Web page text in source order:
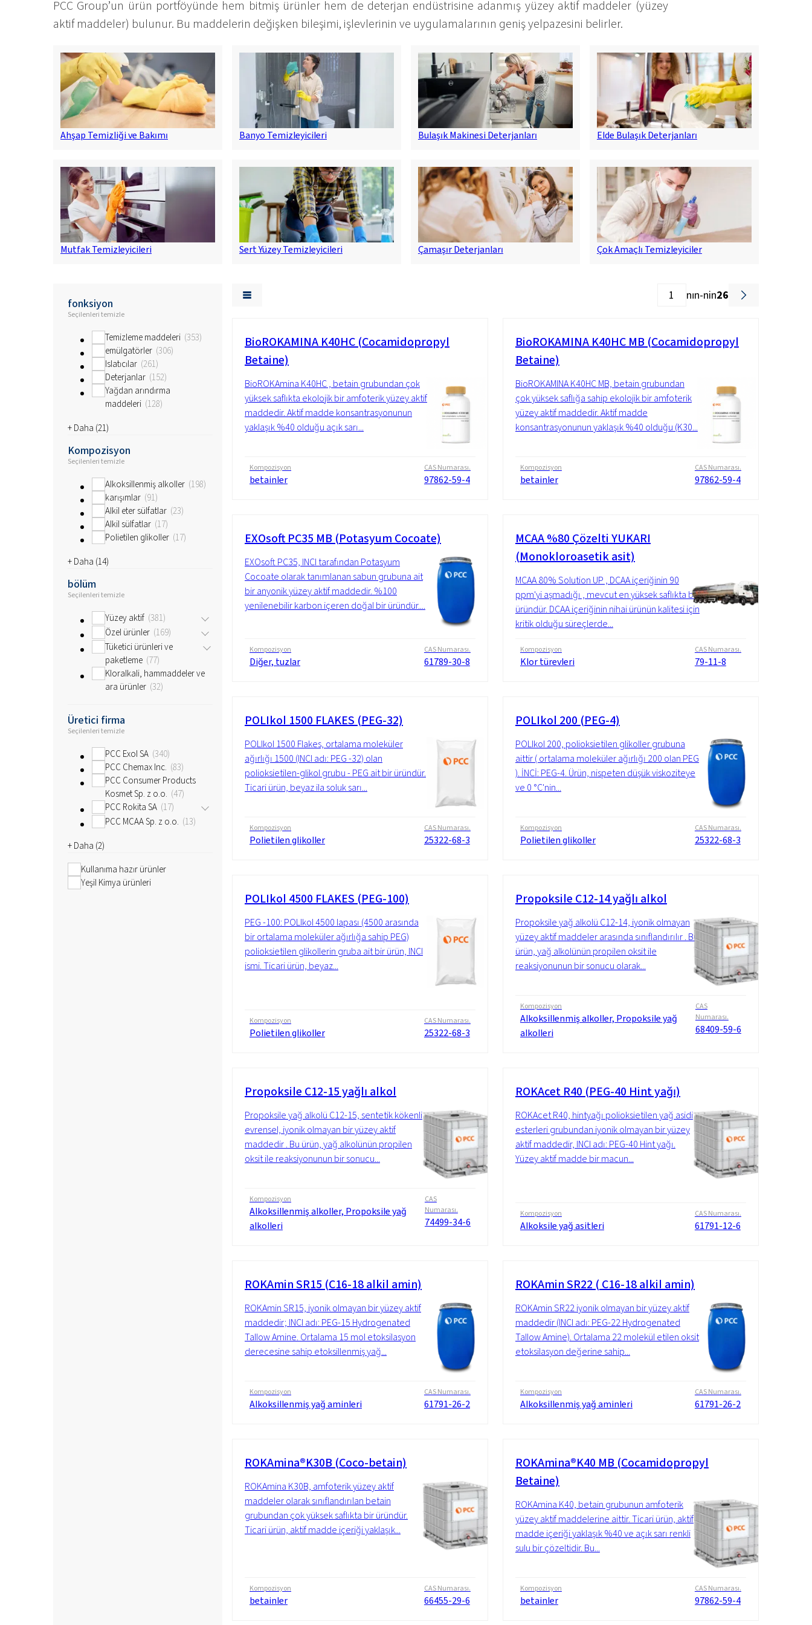
PCC Group’un ürün portföyünde hem bitmiş ürünler hem de deterjan endüstrisine adanmış yüzey aktif maddeler (yüzey
aktif maddeler) bulunur. Bu maddelerin değişken bileşimi, işlevlerinin ve uygulamalarının geniş yelpazesini belirler.
Ahşap Temizliği ve Bakımı Banyo Temizleyicileri Bulaşık Makinesi Deterjanları Elde Bulaşık Deterjanları
Mutfak Temizleyicileri Sert Yüzey Temizleyicileri Çamaşır Deterjanları Çok Amaçlı Temizleyiciler
fonksiyon
Seçilenleri temizle
Temizleme maddeleri 353
emülgatörler 306
Islatıcılar 261
Deterjanlar 152
Yağdan arındırma
maddeleri 128
+ Daha (21)
Kompozisyon
Seçilenleri temizle
Alkoksillenmiş alkoller 198
karışımlar 91
Alkil eter sülfatlar 23
Alkil sülfatlar 17
Polietilen glikoller 17
+ Daha (14)
bölüm
Seçilenleri temizle
Yüzey aktif 381
Özel ürünler 169
Tüketici ürünleri ve
paketleme 77
Kloralkali, hammaddeler ve
ara ürünler 32
Üretici firma
Seçilenleri temizle
PCC Exol SA 340
PCC Chemax Inc. 83
PCC Consumer Products
Kosmet Sp. z o.o. 47
PCC Rokita SA 17
PCC MCAA Sp. z o.o. 13
+ Daha (2)
Kullanıma hazır ürünler
Yeşil Kimya ürünleri
nın-nin26
BioROKAMINA K40HC (Cocamidopropyl
Betaine)
BioROKAmina K40HC , betain grubundan çok
yüksek saflıkta ekolojik bir amfoterik yüzey aktif
maddedir. Aktif madde konsantrasyonunun
yaklaşık %40 olduğu açık sarı...
Kompozisyon
betainler
CAS Numarası.
97862-59-4
BioROKAMINA K40HC MB (Cocamidopropyl
Betaine)
BioROKAMINA K40HC MB, betain grubundan
çok yüksek saflığa sahip ekolojik bir amfoterik
yüzey aktif maddedir. Aktif madde
konsantrasyonunun yaklaşık %40 olduğu (K30...
Kompozisyon
betainler
CAS Numarası.
97862-59-4
EXOsoft PC35 MB (Potasyum Cocoate)
EXOsoft PC35, INCI tarafından Potasyum
Cocoate olarak tanımlanan sabun grubuna ait
bir anyonik yüzey aktif maddedir. %100
yenilenebilir karbon içeren doğal bir üründür....
Kompozisyon
Diğer, tuzlar
CAS Numarası.
61789-30-8
MCAA %80 Çözelti YUKARI
(Monokloroasetik asit)
MCAA 80% Solution UP , DCAA içeriğinin 90
ppm'yi aşmadığı , mevcut en yüksek saflıkta bir
üründür. DCAA içeriğinin nihai ürünün kalitesi için
kritik olduğu süreçlerde...
Kompozisyon
Klor türevleri
CAS Numarası.
79-11-8
POLIkol 1500 FLAKES (PEG-32)
POLIkol 1500 Flakes, ortalama moleküler
ağırlığı 1500 (INCI adı: PEG -32) olan
polioksietilen-glikol grubu - PEG ait bir üründür.
Ticari ürün, beyaz ila soluk sarı...
Kompozisyon
Polietilen glikoller
CAS Numarası.
25322-68-3
POLIkol 200 (PEG-4)
POLIkol 200, polioksietilen glikoller grubuna
aittir ( ortalama moleküler ağırlığı 200 olan PEG
). İNCİ: PEG-4. Ürün, nispeten düşük viskoziteye
ve 0 °C'nin...
Kompozisyon
Polietilen glikoller
CAS Numarası.
25322-68-3
POLIkol 4500 FLAKES (PEG-100)
PEG -100: POLIkol 4500 lapası (4500 arasında
bir ortalama moleküler ağırlığa sahip PEG)
polioksietilen glikollerin gruba ait bir ürün, INCI
ismi. Ticari ürün, beyaz...
Kompozisyon
Polietilen glikoller
CAS Numarası.
25322-68-3
Propoksile C12-14 yağlı alkol
Propoksile yağ alkolü C12-14, iyonik olmayan
yüzey aktif maddeler arasında sınıflandırılır . Bu
ürün, yağ alkolünün propilen oksit ile
reaksiyonunun bir sonucu olarak...
Kompozisyon
Alkoksillenmiş alkoller, Propoksile yağ
alkolleri
CAS
Numarası.
68409-59-6
Propoksile C12-15 yağlı alkol
Propoksile yağ alkolü C12-15, sentetik kökenli
evrensel, iyonik olmayan bir yüzey aktif
maddedir . Bu ürün, yağ alkolünün propilen
oksit ile reaksiyonunun bir sonucu...
Kompozisyon
Alkoksillenmiş alkoller, Propoksile yağ
alkolleri
CAS
Numarası.
74499-34-6
ROKAcet R40 (PEG-40 Hint yağı)
ROKAcet R40, hintyağı polioksietilen yağ asidi
esterleri grubundan iyonik olmayan bir yüzey
aktif maddedir, INCI adı: PEG-40 Hint yağı.
Yüzey aktif madde bir macun...
Kompozisyon
Alkoksile yağ asitleri
CAS Numarası.
61791-12-6
ROKAmin SR15 (C16-18 alkil amin)
ROKAmin SR15, iyonik olmayan bir yüzey aktif
maddedir; INCI adı: PEG-15 Hydrogenated
Tallow Amine. Ortalama 15 mol etoksilasyon
derecesine sahip etoksillenmiş yağ...
Kompozisyon
Alkoksillenmiş yağ aminleri
CAS Numarası.
61791-26-2
ROKAmin SR22 ( C16-18 alkil amin)
ROKAmin SR22 iyonik olmayan bir yüzey aktif
maddedir (INCI adı: PEG-22 Hydrogenated
Tallow Amine). Ortalama 22 molekül etilen oksit
etoksilasyon değerine sahip...
Kompozisyon
Alkoksillenmiş yağ aminleri
CAS Numarası.
61791-26-2
ROKAmina®K30B (Coco-betain)
ROKAmina K30B, amfoterik yüzey aktif
maddeler olarak sınıflandırılan betain
grubundan çok yüksek saflıkta bir üründür.
Ticari ürün, aktif madde içeriği yaklaşık...
Kompozisyon
betainler
CAS Numarası.
66455-29-6
ROKAmina®K40 MB (Cocamidopropyl
Betaine)
ROKAmina K40, betain grubunun amfoterik
yüzey aktif maddelerine aittir. Ticari ürün, aktif
madde içeriği yaklaşık %40 ve açık sarı renkli
sulu bir çözeltidir. Bu...
Kompozisyon
betainler
CAS Numarası.
97862-59-4